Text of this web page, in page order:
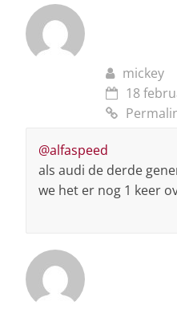
mickey
18
@alfaspeed
als audi de derde
we het er nog 1 keer